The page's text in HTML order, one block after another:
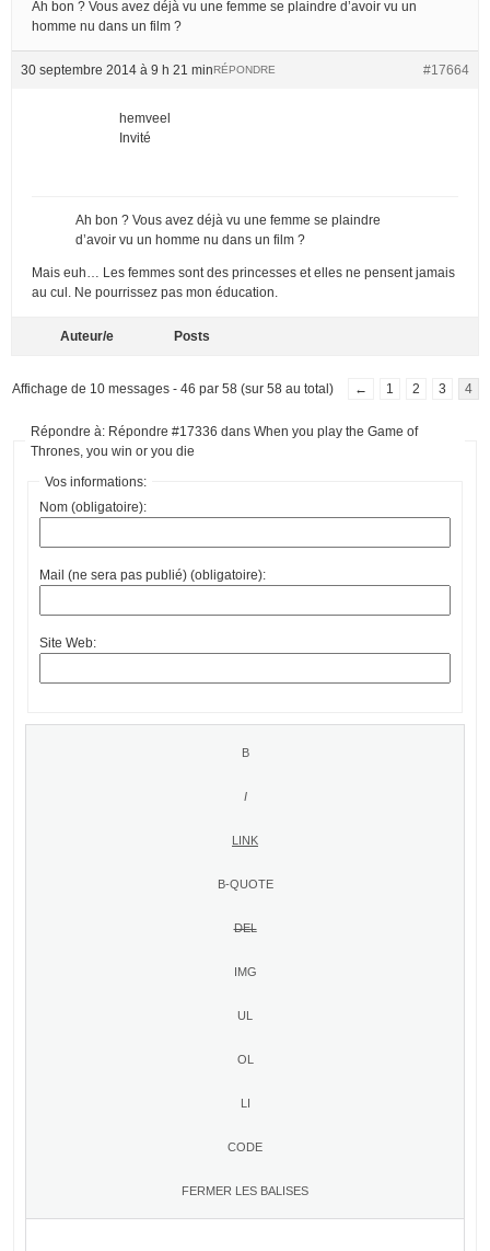
Ah bon ? Vous avez déjà vu une femme se plaindre d’avoir vu un
homme nu dans un film ?
30 septembre 2014 à 9 h 21 min #17664
RÉPONDRE
hemveel
Invité
Ah bon ? Vous avez déjà vu une femme se plaindre
d’avoir vu un homme nu dans un film ?
Mais euh… Les femmes sont des princesses et elles ne pensent jamais
au cul. Ne pourrissez pas mon éducation.
Auteur/e Posts
Affichage de 10 messages - 46 par 58 (sur 58 au total) ← 1 2 3 4
Répondre à: Répondre #17336 dans When you play the Game of
Thrones, you win or you die
Vos informations:
Nom (obligatoire):
Mail (ne sera pas publié) (obligatoire):
Site Web: